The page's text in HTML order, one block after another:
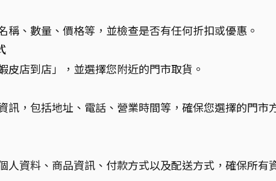
、數量、價格等，並檢查是否有任何折扣或優惠。
店到店」，並選擇您附近的門市取貨。
訊，包括地址、電話、營業時間等，確保您選擇的門市
人資料、商品資訊、付款方式以及配送方式，確保所有